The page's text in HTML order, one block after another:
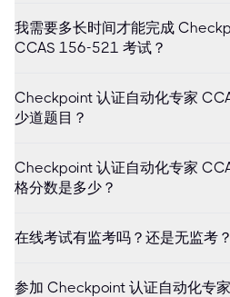
我需要多长时间才能完成
CCAS 156-521 考试？
Checkpoint 认证自动化专家
少道题目？
Checkpoint 认证自动化专家
格分数是多少？
在线考试有监考吗？还是无监考？
参加 Checkpoint 认证自动化专